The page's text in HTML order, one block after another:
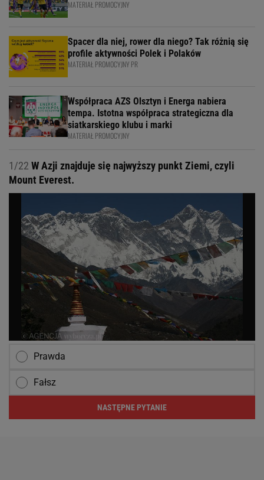
MATERIAŁ PROMOCYJNY
Spacer dla niej, rower dla niego? Tak różnią się
profile aktywności Polek i Polaków
MATERIAŁ PROMOCYJNY PR
Współpraca AZS Olsztyn i Energa nabiera
tempa. Istotna współpraca strategiczna dla
siatkarskiego klubu i marki
MATERIAŁ PROMOCYJNY
1/22 W Azji znajduje się najwyższy punkt Ziemi, czyli
Mount Everest.
Prawda
Fałsz
NASTĘPNE PYTANIE